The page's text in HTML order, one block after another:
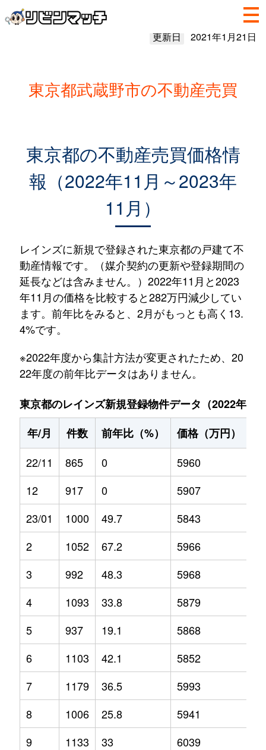
更新日 2021年1月21日
東京都武蔵野市の不動産売買
東京都の不動産売買価格情
報（2022年11月～2023年
11月）
レインズに新規で登録された東京都の戸建て不
動産情報です。（媒介契約の更新や登録期間の
延長などは含みません。）2022年11月と2023
年11月の価格を比較すると282万円減少してい
ます。前年比をみると、2月がもっとも高く13.
4%です。
※2022年度から集計方法が変更されたため、20
22年度の前年比データはありません。
東京都のレインズ新規登録物件データ（2022年11
年/月
件数 前年比（%） 価格（万円）
22/11
865 0 5960
12
917 0 5907
23/01
1000 49.7 5843
2
1052 67.2 5966
3
992 48.3 5968
4
1093 33.8 5879
5
937 19.1 5868
6
1103 42.1 5852
7
1179 36.5 5993
8
1006 25.8 5941
9
1133 33 6039